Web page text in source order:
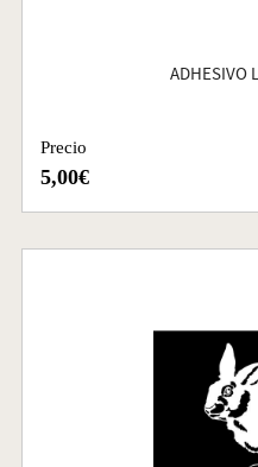
ADHESIVO
Precio
5,00€